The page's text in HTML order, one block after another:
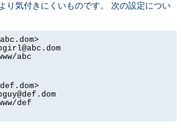
り気付きにくいものです。 次の設定につい
abc
def